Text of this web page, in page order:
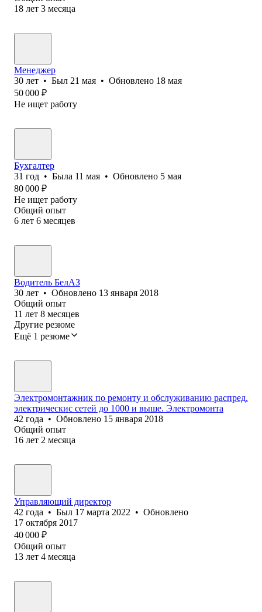
18 лет 3 месяца
Менеджер
30 лет • Был 21 мая • Обновлено 18 мая
50 000 ₽
Не ищет работу
Бухгалтер
31 год • Была 11 мая • Обновлено 5 мая
80 000 ₽
Не ищет работу
Общий опыт
6 лет 6 месяцев
Водитель БелАЗ
30 лет • Обновлено 13 января 2018
Общий опыт
11 лет 8 месяцев
Другие резюме
Ещё 1 резюме
Электромонтажник по ремонту и обслуживанию распред.
электрическис сетей до 1000 и выше. Электромонта
42 года • Обновлено 15 января 2018
Общий опыт
16 лет 2 месяца
Управляющий директор
42 года • Был 17 марта 2022 • Обновлено
17 октября 2017
40 000 ₽
Общий опыт
13 лет 4 месяца